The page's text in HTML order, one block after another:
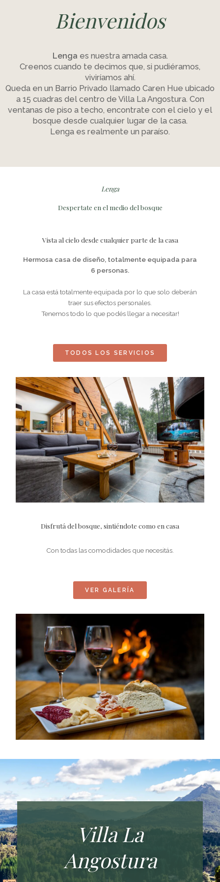
Bienvenidos
Lenga es nuestra amada casa.
Creenos cuando te decimos que, si pudiéramos,
viviríamos ahí.
Queda en un Barrio Privado llamado Caren Hue ubicado
a 15 cuadras del centro de Villa La Angostura. Con
ventanas de piso a techo, encontrate con el cielo y el
bosque desde cualquier lugar de la casa.
Lenga es realmente un paraíso.
Lenga
Despertate en el medio del bosque
Vista al cielo desde cualquier parte de la casa
Hermosa casa de diseño, totalmente equipada para
6 personas.
La casa está totalmente equipada por lo que solo deberán
traer sus efectos personales.
Tenemos todo lo que podés llegar a necesitar!
TODOS LOS SERVICIOS
Disfrutá del bosque, sintiéndote como en casa
Con todas las comodidades que necesitás.
VER GALERÍA
Villa La
Angostura